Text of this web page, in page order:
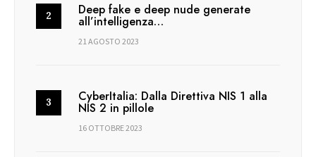
Deep fake e deep nude generate
all’intelligenza…
21 AGOSTO 2023
CyberItalia: Dalla Direttiva NIS 1 alla
NIS 2 in pillole
16 OTTOBRE 2023